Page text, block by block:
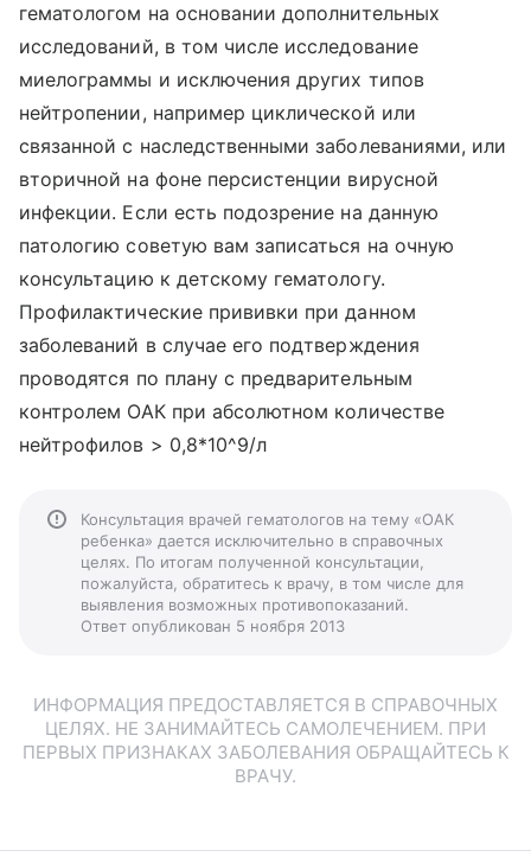
гематологом на основании дополнительных
исследований, в том числе исследование
миелограммы и исключения других типов
нейтропении, например циклической или
связанной с наследственными заболеваниями, или
вторичной на фоне персистенции вирусной
инфекции. Если есть подозрение на данную
патологию советую вам записаться на очную
консультацию к детскому гематологу.
Профилактические прививки при данном
заболеваний в случае его подтверждения
проводятся по плану с предварительным
контролем ОАК при абсолютном количестве
нейтрофилов > 0,8*10^9/л
Консультация врачей гематологов на тему «ОАК
ребенка» дается исключительно в справочных
целях. По итогам полученной консультации,
пожалуйста, обратитесь к врачу, в том числе для
выявления возможных противопоказаний.
Ответ опубликован 5 ноября 2013
ИНФОРМАЦИЯ ПРЕДОСТАВЛЯЕТСЯ В СПРАВОЧНЫХ
ЦЕЛЯХ. НЕ ЗАНИМАЙТЕСЬ САМОЛЕЧЕНИЕМ. ПРИ
ПЕРВЫХ ПРИЗНАКАХ ЗАБОЛЕВАНИЯ ОБРАЩАЙТЕСЬ К
ВРАЧУ.